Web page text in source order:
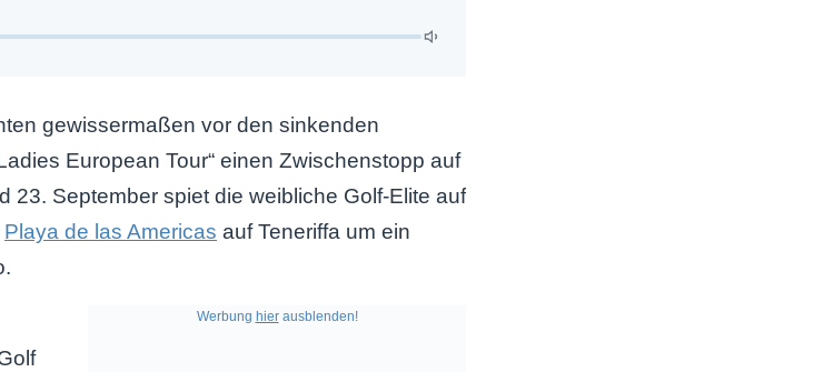
gewissermaßen vor den sinkenden
European Tour“ einen Zwischenstopp auf
23. September spiet die weibliche Golf-Elite auf
Playa de las Americas auf Teneriffa um ein
Werbung hierausblenden!